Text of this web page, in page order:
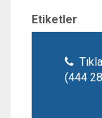
Etiketler
(444